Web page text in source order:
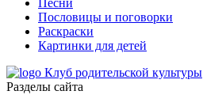
Песни
Пословицы и поговорки
Раскраски
Картинки для детей
Клуб родительской культуры
Разделы сайта